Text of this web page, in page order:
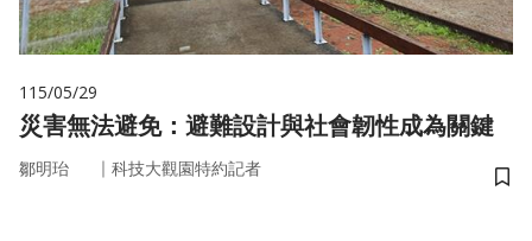
115/05/29
災害無法避免：避難設計與社會韌性成為關鍵
鄒明珆 ｜ 科技大觀園特約記者
儲